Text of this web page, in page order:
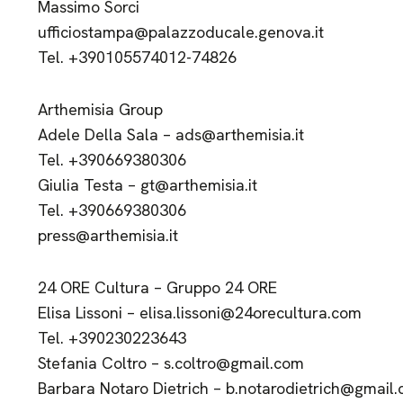
Massimo Sorci
ufficiostampa@palazzoducale.genova.it
Tel. +390105574012-74826
Arthemisia Group
Adele Della Sala – ads@arthemisia.it
Tel. +390669380306
Giulia Testa – gt@arthemisia.it
Tel. +390669380306
press@arthemisia.it
24 ORE Cultura – Gruppo 24 ORE
Elisa Lissoni – elisa.lissoni@24orecultura.com
Tel. +390230223643
Stefania Coltro – s.coltro@gmail.com
Barbara Notaro Dietrich –